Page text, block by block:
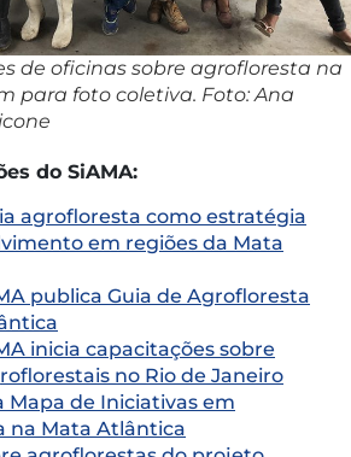
de oficinas sobre agrofloresta na
para foto coletiva. Foto: Ana
do SiAMA:
agrofloresta como estratégia
em regiões da Mata
publica Guia de Agrofloresta
inicia capacitações sobre
no Rio de Janeiro
Mapa de Iniciativas em
na Mata Atlântica